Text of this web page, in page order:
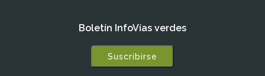
Boletín InfoVías verdes
Suscribirse